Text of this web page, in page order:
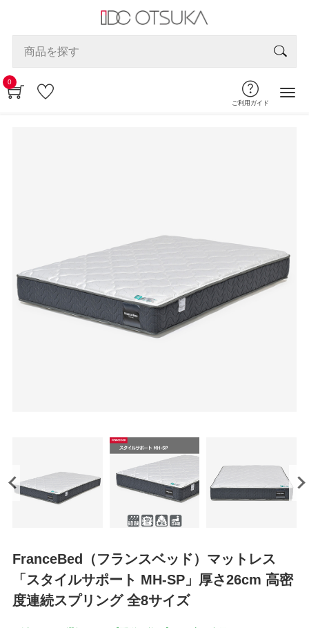
0
ご利用ガイド
FranceBed（フランスベッド）マットレス
「スタイルサポート MH-SP」厚さ26cm 高密
度連続スプリング 全8サイズ